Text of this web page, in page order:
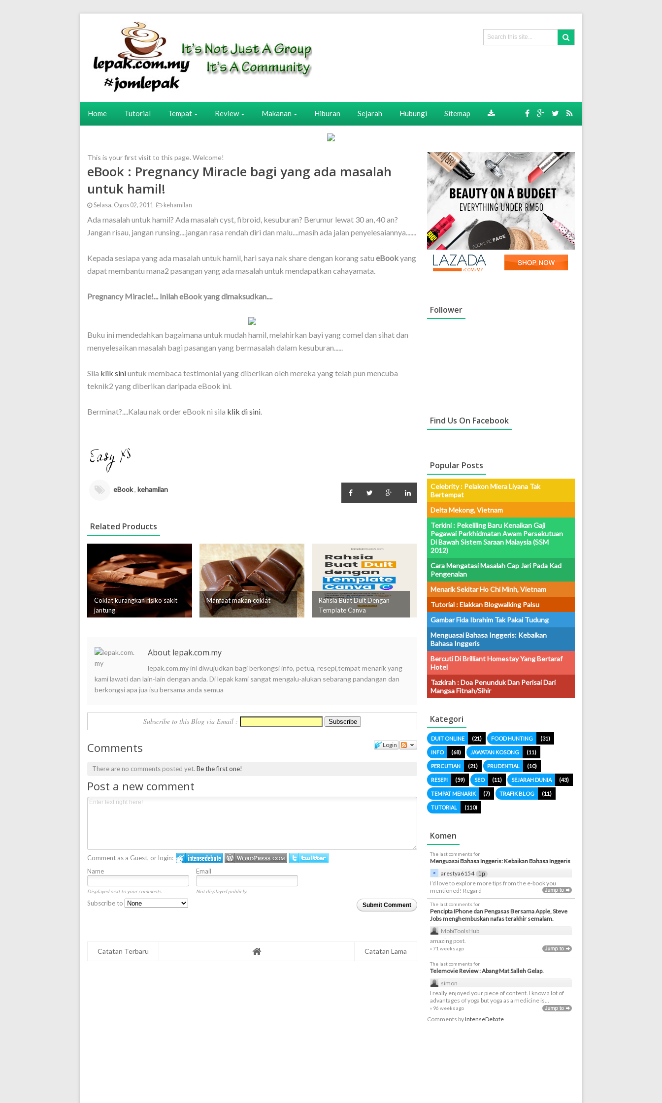
Home Tutorial Tempat Review Makanan Hiburan Sejarah Hubungi Sitemap
This is your first visit to this page. Welcome!
eBook : Pregnancy Miracle bagi yang ada masalah
untuk hamil!
Selasa, Ogos 02, 2011 kehamilan
Ada masalah untuk hamil? Ada masalah cyst, fibroid, kesuburan? Berumur lewat 30 an, 40 an?
Jangan risau, jangan runsing....jangan rasa rendah diri dan malu....masih ada jalan penyelesaiannya.......
Kepada sesiapa yang ada masalah untuk hamil, hari saya nak share dengan korang satu eBookyang
dapat membantu mana2 pasangan yang ada masalah untuk mendapatkan cahayamata.
Pregnancy Miracle!... Inilah eBook yang dimaksudkan....
Buku ini mendedahkan bagaimana untuk mudah hamil, melahirkan bayi yang comel dan sihat dan
menyelesaikan masalah bagi pasangan yang bermasalah dalam kesuburan......
Sila klik siniuntuk membaca testimonial yang diberikan oleh mereka yang telah pun mencuba
teknik2 yang diberikan daripada eBook ini.
Berminat?....Kalau nak order eBook ni sila klik di sini.
eBook, kehamilan
Related Products
Coklat kurangkan risiko sakit
jantung
Manfaat makan coklat
Rahsia Buat Duit Dengan
Template Canva
About lepak.com.my
lepak.com.my ini diwujudkan bagi berkongsi info, petua, resepi,tempat menarik yang
kami lawati dan lain-lain dengan anda. Di lepak kami sangat mengalu-alukan sebarang pandangan dan
berkongsi apa jua isu bersama anda semua
Subscribe to this Blog via Email :
Login
Comments
There are no comments posted yet.Be the first one!
Post a new comment
Comment as a Guest, or login:
Name
Email
Displayed next to your comments. Not displayed publicly.
Submit Comment
Subscribe to
Catatan Terbaru Catatan Lama
Follower
Find Us On Facebook
Popular Posts
Celebrity : Pelakon Miera Liyana Tak
Bertempat
Delta Mekong, Vietnam
Terkini : Pekeliling Baru Kenaikan Gaji
Pegawai Perkhidmatan Awam Persekutuan
Di Bawah Sistem Saraan Malaysia (SSM
2012)
Cara Mengatasi Masalah Cap Jari Pada Kad
Pengenalan
Menarik Sekitar Ho Chi Minh, Vietnam
Tutorial : Elakkan Blogwalking Palsu
Gambar Fida Ibrahim Tak Pakai Tudung
Menguasai Bahasa Inggeris: Kebaikan
Bahasa Inggeris
Bercuti Di Brilliant Homestay Yang Bertaraf
Hotel
Tazkirah : Doa Penunduk Dan Perisai Dari
Mangsa Fitnah/sihir
Kategori
DUIT ONLINE (21) FOOD HUNTING (31)
INFO (68) JAWATAN KOSONG (11)
PERCUTIAN (21) PRUDENTIAL (10)
RESEPI (59) SEO (11) SEJARAH DUNIA (43)
TEMPAT MENARIK (7) TRAFIK BLOG (11)
TUTORIAL (110)
Komen
The last comments for
Menguasai Bahasa Inggeris: Kebaikan Bahasa Inggeris
arestya6154
1p
I’d love to explore more tips from the e-book you
mentioned! Regard
The last comments for
Pencipta IPhone dan Pengasas Bersama Apple, Steve
Jobs menghembuskan nafas terakhir semalam.
MobiToolsHub
amazing post.
» 71 weeks ago
The last comments for
Telemovie Review : Abang Mat Salleh Gelap.
simon
I really enjoyed your piece of content. I know a lot of
advantages of yoga but yoga as a medicine is...
» 96 weeks ago
Comments byIntenseDebate